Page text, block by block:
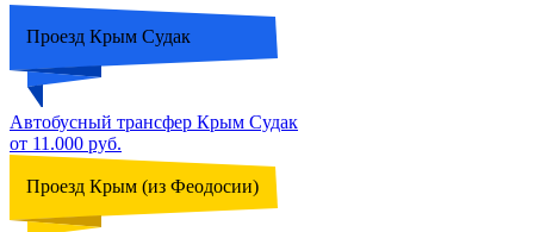
Проезд Крым Судак
Автобусный трансфер Крым Судак
от 11.000 руб.
Проезд Крым (из Феодосии)